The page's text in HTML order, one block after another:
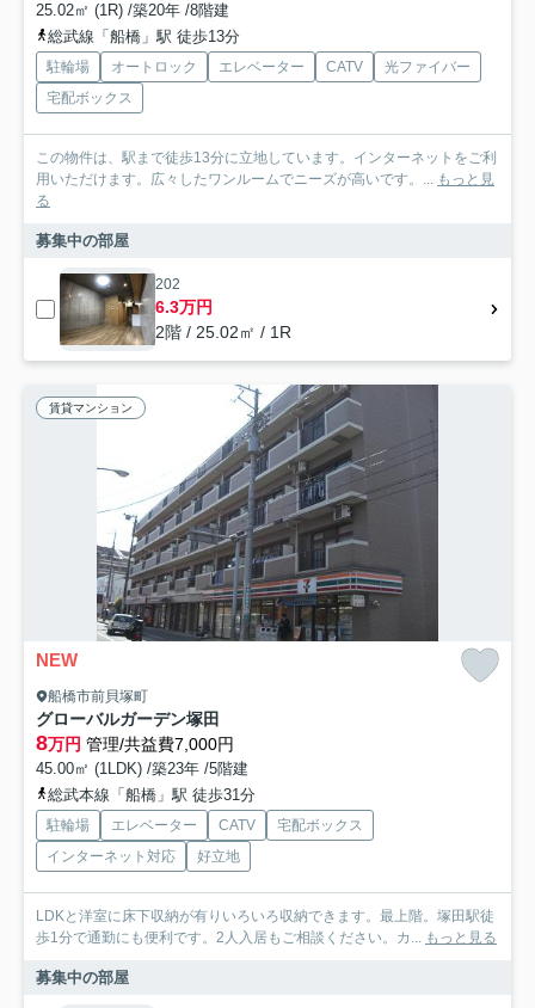
25.02㎡ (1R) /築20年 /8階建
総武線「船橋」駅 徒歩13分
駐輪場 オートロック エレベーター CATV
光ファイバー
宅配ボックス
この物件は、駅まで徒歩13分に立地しています。インターネットをご利
用いただけます。広々したワンルームでニーズが高いです。... もっと見
る
募集中の部屋
202
6.3万円
2階 / 25.02㎡ / 1R
賃貸マンション
NEW
船橋市前貝塚町
グローバルガーデン塚田
8万円 管理/共益費7,000円
45.00㎡ (1LDK) /築23年 /5階建
総武本線「船橋」駅 徒歩31分
駐輪場 エレベーター CATV
宅配ボックス
インターネット対応
好立地
LDKと洋室に床下収納が有りいろいろ収納できます。最上階。塚田駅徒
歩1分で通勤にも便利です。2人入居もご相談ください。カ... もっと見る
募集中の部屋